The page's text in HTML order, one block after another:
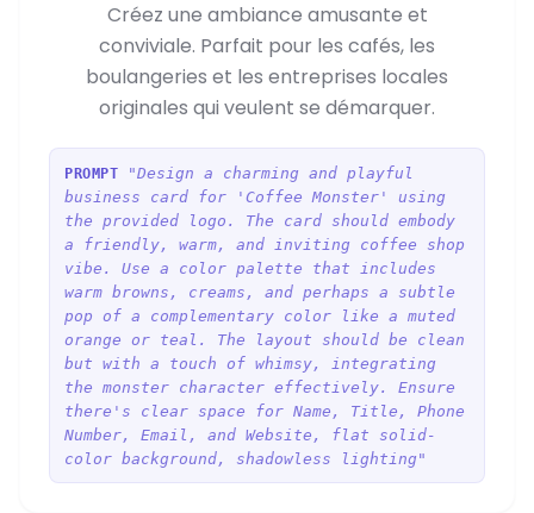
Créez une ambiance amusante et
conviviale. Parfait pour les cafés, les
boulangeries et les entreprises locales
originales qui veulent se démarquer.
PROMPT
"Design a charming and playful
business card for 'Coffee Monster' using
the provided logo. The card should embody
a friendly, warm, and inviting coffee shop
vibe. Use a color palette that includes
warm browns, creams, and perhaps a subtle
pop of a complementary color like a muted
orange or teal. The layout should be clean
but with a touch of whimsy, integrating
the monster character effectively. Ensure
there's clear space for Name, Title, Phone
Number, Email, and Website, flat solid-
color background, shadowless lighting"